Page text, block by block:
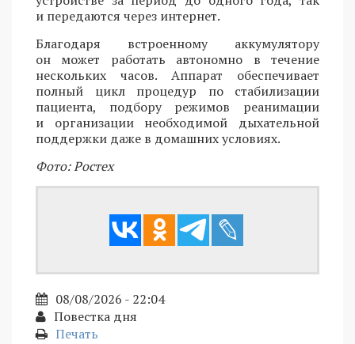
и передаются через интернет.
Благодаря встроенному аккумулятору
он может работать автономно в течение
нескольких часов. Аппарат обеспечивает
полный цикл процедур по стабилизации
пациента, подбору режимов реанимации
и организации необходимой дыхательной
поддержки даже в домашних условиях.
Фото: Ростех
08/08/2026 - 22:04
Повестка дня
Печать